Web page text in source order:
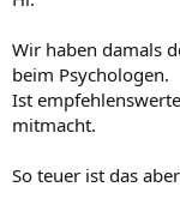
Wir haben damals
beim Psychologen.
Ist
mitmacht.
So teuer ist das